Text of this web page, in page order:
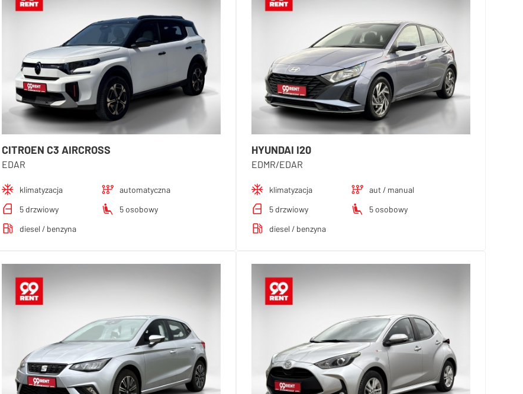
CITROEN C3 AIRCROSS
EDAR
klimatyzacja
automatyczna
5 drzwiowy
5 osobowy
diesel / benzyna
HYUNDAI I20
EDMR/EDAR
klimatyzacja
aut / manual
5 drzwiowy
5 osobowy
diesel / benzyna